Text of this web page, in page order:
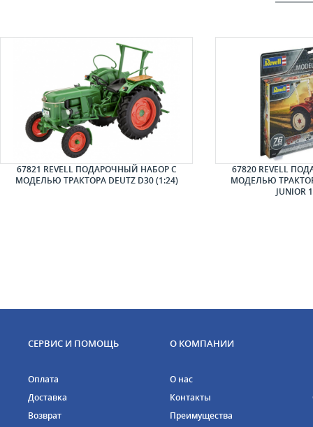
67821 REVELL ПОДАРОЧНЫЙ НАБОР С
МОДЕЛЬЮ ТРАКТОРА DEUTZ D30 (1:24)
67820 REVELL
МОДЕЛЬЮ
JUNIOR
СЕРВИС И ПОМОЩЬ
Оплата
Доставка
Возврат
О КОМПАНИИ
О нас
Контакты
Преимущества